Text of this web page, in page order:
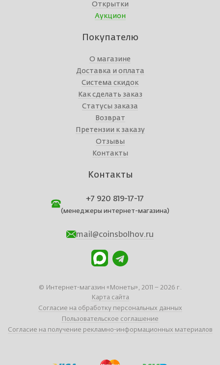
Открытки
Аукцион
Покупателю
О магазине
Доставка и оплата
Система скидок
Как сделать заказ
Статусы заказа
Возврат
Претензии к заказу
Отзывы
Контакты
Контакты
+7 920 819-17-17
(менеджеры интернет-магазина)
mail@coinsbolhov.ru
© Интернет-магазин «Монеты», 2011 – 2026 г.
Карта сайта
Согласие на обработку персональных данных
Пользовательское соглашение
Согласие на получение рекламно-информационных материалов